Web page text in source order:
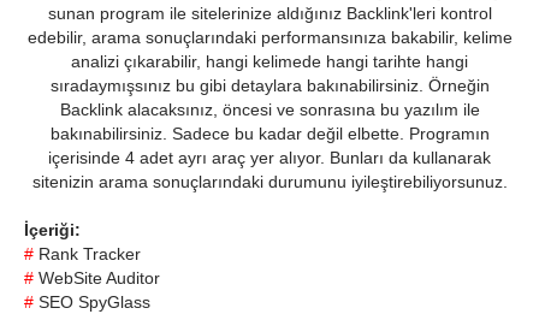
sunan program ile sitelerinize aldığınız Backlink'leri kontrol
edebilir, arama sonuçlarındaki performansınıza bakabilir, kelime
analizi çıkarabilir, hangi kelimede hangi tarihte hangi
sıradaymışsınız bu gibi detaylara bakınabilirsiniz. Örneğin
Backlink alacaksınız, öncesi ve sonrasına bu yazılım ile
bakınabilirsiniz. Sadece bu kadar değil elbette. Programın
içerisinde 4 adet ayrı araç yer alıyor. Bunları da kullanarak
sitenizin arama sonuçlarındaki durumunu iyileştirebiliyorsunuz.
İçeriği:
# Rank Tracker
# WebSite Auditor
# SEO SpyGlass